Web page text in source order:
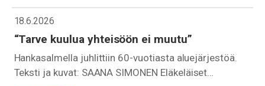
18.6.2026
“Tarve kuulua yhteisöön ei muutu”
Hankasalmella juhlittiin 60-vuotiasta aluejärjestöä.
Teksti ja kuvat: SAANA SIMONEN Eläkeläiset…